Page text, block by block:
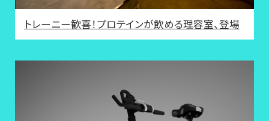
トレーニー歓喜！プロテインが飲める理容室、登場